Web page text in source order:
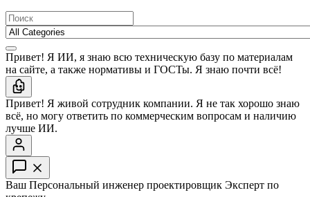
Привет! Я ИИ, я знаю всю техническую базу по материалам
на сайте, а также нормативы и ГОСТы. Я знаю почти всё!
Привет! Я живой сотрудник компании. Я не так хорошо знаю
всё, но могу ответить по коммерческим вопросам и наличию
лучше ИИ.
Ваш Персональный инженер проектировщик Эксперт по